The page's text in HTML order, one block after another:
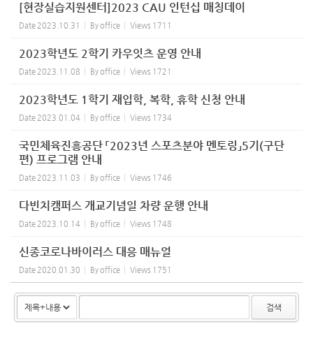
[현장실습지원센터]2023 CAU 인턴십 매칭데이
Date 2023.10.31 Byoffice Views 1711
2023학년도 2학기 카우잇츠 운영 안내
Date 2023.11.08 Byoffice Views 1721
2023학년도 1학기 재입학, 복학, 휴학 신청 안내
Date 2023.01.04 Byoffice Views 1734
국민체육진흥공단 「2023년 스포츠분야 멘토링」5기(구단
편) 프로그램 안내
Date 2023.11.03 Byoffice Views 1746
다빈치캠퍼스 개교기념일 차량 운행 안내
Date 2023.10.14 Byoffice Views 1748
신종코로나바이러스 대응 매뉴얼
Date 2020.01.30 Byoffice Views 1751
검색